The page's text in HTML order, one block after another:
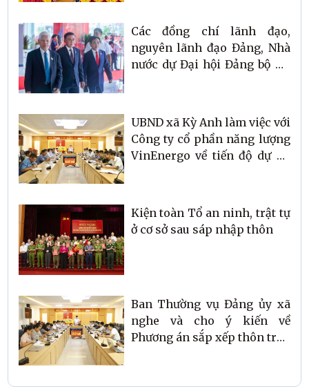
Các đồng chí lãnh đạo,
nguyên lãnh đạo Đảng, Nhà
nước dự Đại hội Đảng bộ Hà
UBND xã Kỳ Anh làm việc với
Công ty cổ phần năng lượng
VinEnergo về tiến độ dự án
Kiện toàn Tổ an ninh, trật tự
ở cơ sở sau sáp nhập thôn
Ban Thường vụ Đảng ủy xã
nghe và cho ý kiến về
Phương án sắp xếp thôn trên